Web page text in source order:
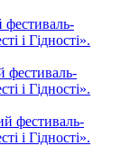
фестиваль-
і Гідності».
фестиваль-
і Гідності».
фестиваль-
і Гідності».